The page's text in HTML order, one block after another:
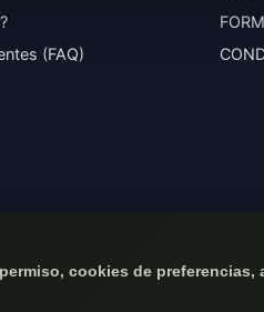
cookies de preferencias,
(FAQ)